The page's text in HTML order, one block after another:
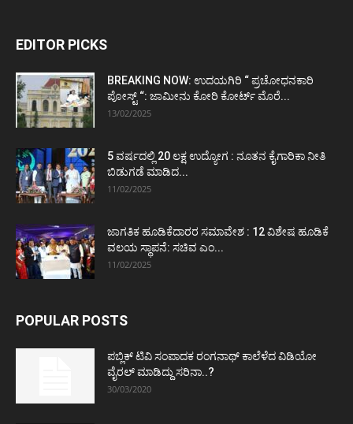
EDITOR PICKS
BREAKING NOW: ಉದಯಗಿರಿ “ ಪ್ರಚೋಧನಕಾರಿ
ಪೋಸ್ಟ್‌ “: ಜಾಮೀನು ಕೋರಿ ಕೋರ್ಟ್‌ ಮೊರೆ...
13/02/2025
5 ವರ್ಷದಲ್ಲಿ 20 ಲಕ್ಷ ಉದ್ಯೋಗ : ನೂತನ ಕೈಗಾರಿಕಾ ನೀತಿ
ಬಿಡುಗಡೆ ಮಾಡಿದ...
11/02/2025
ಜಾಗತಿಕ ಹೂಡಿಕೆದಾರರ ಸಮಾವೇಶ : 12 ವಿಶೇಷ ಹೂಡಿಕೆ
ವಲಯ ಸ್ಥಾಪನೆ: ಸಚಿವ ಎಂ...
11/02/2025
POPULAR POSTS
ಪಬ್ಲಿಕ್ ಟಿವಿ ಸಂಪಾದಕ ರಂಗನಾಥ್ ಕಾಲೆಳೆದ ವಿಡಿಯೋ
ವೈರಲ್ ಮಾಡಿದ್ದು ಸರಿನಾ..?
30/03/2020